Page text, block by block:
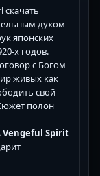
скачать
духом
японских
х годов.
с Богом
живых как
свой
полон
Vengeful Spirit